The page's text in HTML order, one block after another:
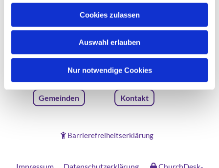
Cookies zulassen
Auswahl erlauben
Nur notwendige Cookies
Evangelische Kirche in Düsseldorf
Gemeinden Kontakt
 Barrierefreiheitserklärung